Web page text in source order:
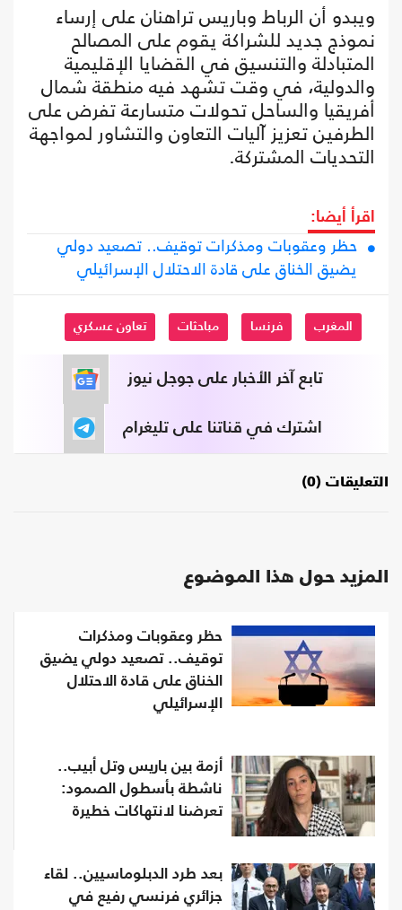
ويبدو أن الرباط وباريس تراهنان على إرساء
نموذج جديد للشراكة يقوم على المصالح
المتبادلة والتنسيق في القضايا الإقليمية
والدولية، في وقت تشهد فيه منطقة شمال
أفريقيا والساحل تحولات متسارعة تفرض على
الطرفين تعزيز آليات التعاون والتشاور لمواجهة
التحديات المشتركة.
اقرأ أيضا:
حظر وعقوبات ومذكرات توقيف.. تصعيد دولي
يضيق الخناق على قادة الاحتلال الإسرائيلي
المغرب فرنسا مباحثات تعاون عسكري
تابع آخر الأخبار على جوجل نيوز
اشترك في قناتنا على تليغرام
التعليقات (0)
المزيد حول هذا الموضوع
حظر وعقوبات ومذكرات
توقيف.. تصعيد دولي يضيق
الخناق على قادة الاحتلال
الإسرائيلي
أزمة بين باريس وتل أبيب..
ناشطة بأسطول الصمود:
تعرضنا لانتهاكات خطيرة
بعد طرد الدبلوماسيين.. لقاء
جزائري فرنسي رفيع في